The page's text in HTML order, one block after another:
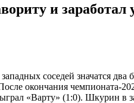
и заработал
соседей значатся два
окончания чемпионата-
«Варту» (1:0). Шкурин в